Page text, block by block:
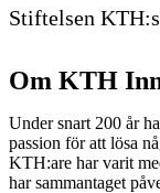
Stiftelsen
Om KTH
Under snart 200 år
passion för att lösa
KTH:are har varit
har sammantaget